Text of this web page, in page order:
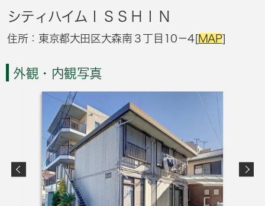
シティハイムＩＳＳＨＩＮ
住所：東京都大田区大森南３丁目10－4[MAP]
外観・内観写真